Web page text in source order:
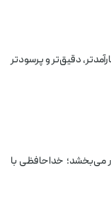
دقیق‌تر و پرسودتر
می‌بخشد؛ خداحافظی با